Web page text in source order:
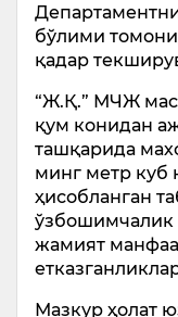
бўлими
қадар
“Ж.Қ.” МЧЖ
қум конидан
ташқарида
минг метр куб
ҳисобланган
ўзбошимчалик
жамият
Мазкур ҳолат